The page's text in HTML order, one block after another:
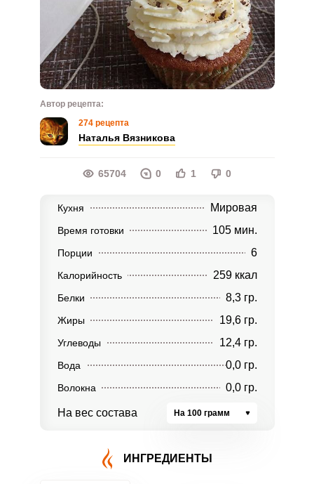
Автор рецепта:
274 рецепта
Наталья Вязникова
65704 0 1 0
Кухня Мировая
Время готовки 105 мин.
Порции 6
Калорийность 259 ккал
Белки 8,3 гр.
Жиры 19,6 гр.
Углеводы 12,4 гр.
Вода 0,0 гр.
Волокна 0,0 гр.
На вес состава На 100 грамм
ИНГРЕДИЕНТЫ